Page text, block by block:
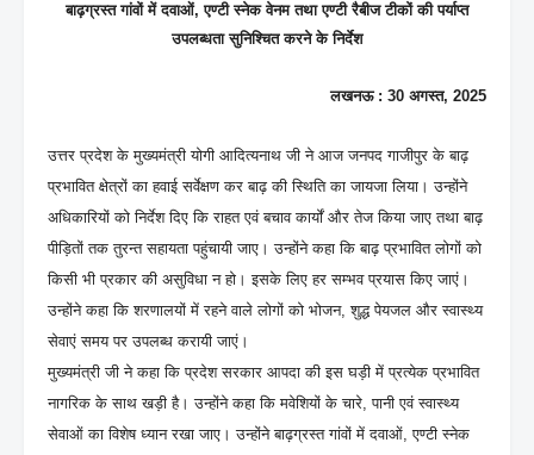
बाढ़ग्रस्त गांवों में दवाओं, एण्टी स्नेक वेनम तथा एण्टी रैबीज टीकों की पर्याप्त
उपलब्धता सुनिश्चित करने के निर्देश
लखनऊ : 30 अगस्त, 2025
उत्तर प्रदेश के मुख्यमंत्री योगी आदित्यनाथ जी ने आज जनपद गाजीपुर के बाढ़
प्रभावित क्षेत्रों का हवाई सर्वेक्षण कर बाढ़ की स्थिति का जायजा लिया। उन्होंने
अधिकारियों को निर्देश दिए कि राहत एवं बचाव कार्यों और तेज किया जाए तथा बाढ़
पीड़ितों तक तुरन्त सहायता पहुंचायी जाए। उन्होंने कहा कि बाढ़ प्रभावित लोगों को
किसी भी प्रकार की असुविधा न हो। इसके लिए हर सम्भव प्रयास किए जाएं।
उन्होंने कहा कि शरणालयों में रहने वाले लोगों को भोजन, शुद्ध पेयजल और स्वास्थ्य
सेवाएं समय पर उपलब्ध करायी जाएं।
मुख्यमंत्री जी ने कहा कि प्रदेश सरकार आपदा की इस घड़ी में प्रत्येक प्रभावित
नागरिक के साथ खड़ी है। उन्होंने कहा कि मवेशियों के चारे, पानी एवं स्वास्थ्य
सेवाओं का विशेष ध्यान रखा जाए। उन्होंने बाढ़ग्रस्त गांवों में दवाओं, एण्टी स्नेक